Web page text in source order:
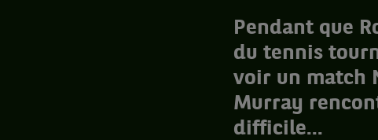
Pendant que
du tennis
voir un match
Murray
difficile...